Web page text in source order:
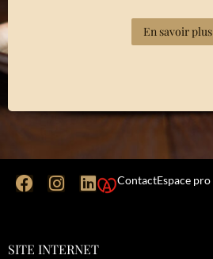
En savoir plus
ContactEspace pro
SITE INTERNET